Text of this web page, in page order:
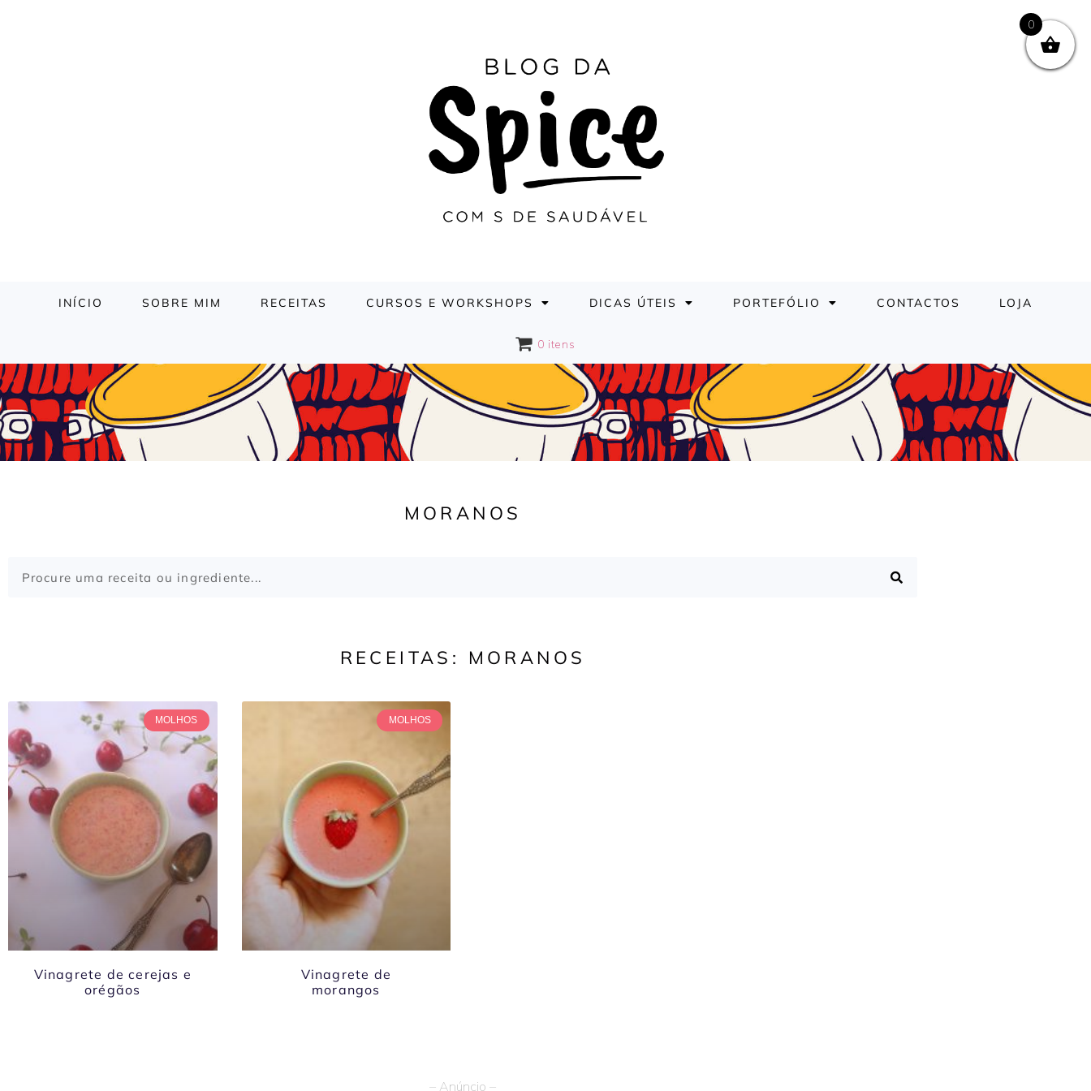
INÍCIO SOBRE MIM RECEITAS CURSOS E WORKSHOPS DICAS ÚTEIS PORTEFÓLIO CONTACTOS LOJA
0 itens
MORANOS
RECEITAS: MORANOS
MOLHOS
Vinagrete de cerejas e
orégãos
MOLHOS
Vinagrete de
morangos
– Anúncio –
0